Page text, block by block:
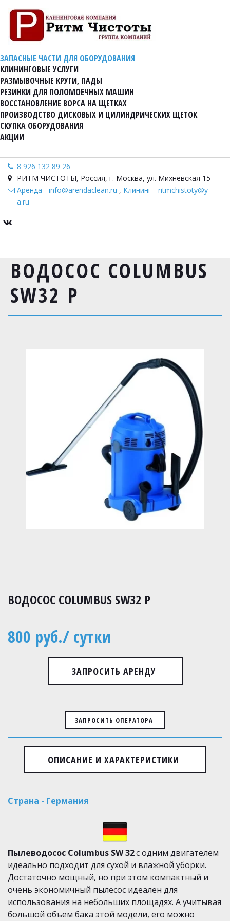
ЗАПАСНЫЕ ЧАСТИ ДЛЯ ОБОРУДОВАНИЯ
КЛИНИНГОВЫЕ УСЛУГИ
РАЗМЫВОЧНЫЕ КРУГИ, ПАДЫ
РЕЗИНКИ ДЛЯ ПОЛОМОЕЧНЫХ МАШИН
ВОССТАНОВЛЕНИЕ ВОРСА НА ЩЕТКАХ
ПРОИЗВОДСТВО ДИСКОВЫХ И ЦИЛИНДРИЧЕСКИХ ЩЕТОК
СКУПКА ОБОРУДОВАНИЯ
АКЦИИ
8 926 132 89 26
РИТМ ЧИСТОТЫ, Россия, г. Москва, ул. Михневская 15
Аренда - info@arendaclean.ru , Клининг - ritmchistoty@y
a.ru
ВОДОСОС COLUMBUS
SW32 P
ВОДОСОС COLUMBUS SW32 P
800 руб./ сутки
ЗАПРОСИТЬ АРЕНДУ
ЗАПРОСИТЬ ОПЕРАТОРА
ОПИСАНИЕ И ХАРАКТЕРИСТИКИ
Страна - Германия
Пылеводосос Columbus SW 32 с одним двигателем
идеально подходит для сухой и влажной уборки.
Достаточно мощный, но при этом компактный и
очень экономичный пылесос идеален для
использования на небольших площадях. А учитывая
большой объем бака этой модели, его можно